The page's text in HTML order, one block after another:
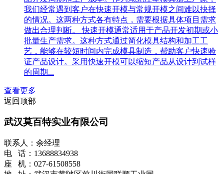
我们经常遇到客户在快速开模与常规开模之间难以抉择
的情况。这两种方式各有特点，需要根据具体项目需求
做出合理判断。 快速开模通常适用于产品开发初期或小
批量生产需求。这种方式通过简化模具结构和加工工
艺，能够在较短时间内完成模具制造，帮助客户快速验
证产品设计。采用快速开模可以缩短产品从设计到试样
的周期...
查看更多
返回顶部
武汉莫百特实业有限公司
联系人：余经理
电 话：13688834938
座 机：027-61508558